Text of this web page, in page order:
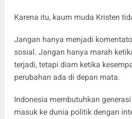
Karena itu, kaum muda Kristen
Jangan hanya menjadi
sosial. Jangan hanya marah
terjadi, tetapi diam ketika
perubahan ada di depan mata.
Indonesia membutuhkan
masuk ke dunia politik dengan